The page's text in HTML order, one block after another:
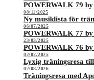
POWERWALK 79
08/11/2025
Ny musiklista för
06/07/2025
POWERWALK 77
23/03/2025
POWERWALK 76
02/02/2025
Lyxig träningsresa
02/08/2026
Träningsresa med